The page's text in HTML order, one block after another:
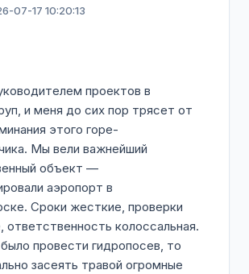
07-17 10:20:13
проектов в
и меня до сих пор трясет от
этого горе-
Мы вели важнейший
объект —
аэропорт в
Сроки жесткие, проверки
ответственность колоссальная.
провести гидропосев, то
засеять травой огромные